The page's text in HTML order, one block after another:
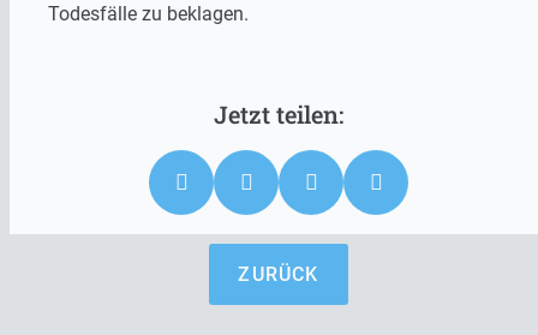
Todesfälle zu beklagen.
ZURÜCK